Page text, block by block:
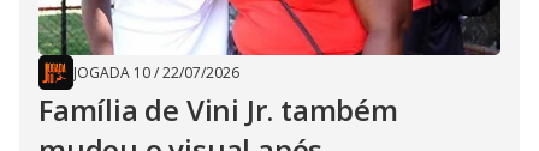
JOGADA 10/22/07/2026
Família de Vini Jr. também